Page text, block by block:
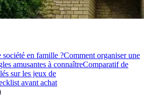
société en famille ?Comment organiser une
amusantes à connaîtreComparatif de
sur les jeux de
avant achat